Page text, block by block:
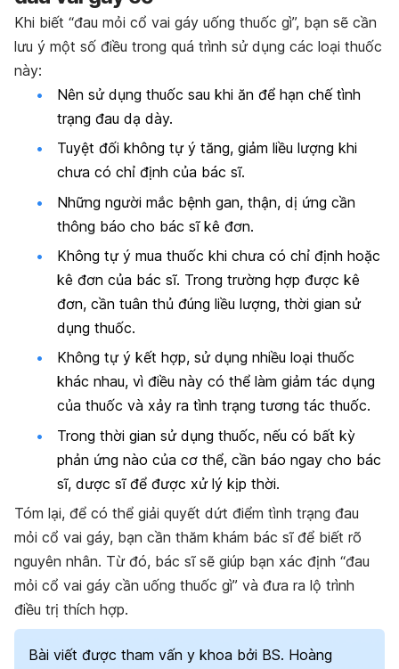
Khi biết “đau mỏi cổ vai gáy uống thuốc gì”, bạn sẽ cần
lưu ý một số điều trong quá trình sử dụng các loại thuốc
này:
Nên sử dụng thuốc sau khi ăn để hạn chế tình
trạng đau dạ dày.
Tuyệt đối không tự ý tăng, giảm liều lượng khi
chưa có chỉ định của bác sĩ.
Những người mắc bệnh gan, thận, dị ứng cần
thông báo cho bác sĩ kê đơn.
Không tự ý mua thuốc khi chưa có chỉ định hoặc
kê đơn của bác sĩ. Trong trường hợp được kê
đơn, cần tuân thủ đúng liều lượng, thời gian sử
dụng thuốc.
Không tự ý kết hợp, sử dụng nhiều loại thuốc
khác nhau, vì điều này có thể làm giảm tác dụng
của thuốc và xảy ra tình trạng tương tác thuốc.
Trong thời gian sử dụng thuốc, nếu có bất kỳ
phản ứng nào của cơ thể, cần báo ngay cho bác
sĩ, dược sĩ để được xử lý kịp thời.
Tóm lại, để có thể giải quyết dứt điểm tình trạng đau
mỏi cổ vai gáy, bạn cần thăm khám bác sĩ để biết rõ
nguyên nhân. Từ đó, bác sĩ sẽ giúp bạn xác định “đau
mỏi cổ vai gáy cần uống thuốc gì” và đưa ra lộ trình
điều trị thích hợp.
Bài viết được tham vấn y khoa bởi BS. Hoàng